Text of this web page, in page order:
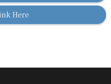
Here